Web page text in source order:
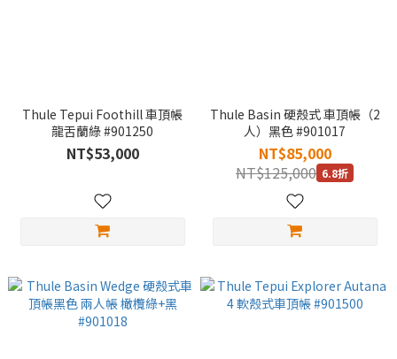
Thule Tepui Foothill 車頂帳
龍舌蘭綠 #901250
NT$53,000
Thule Basin 硬殼式 車頂帳（2
人）黑色 #901017
NT$85,000
NT$125,000 6.8折